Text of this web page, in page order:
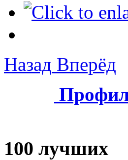
Назад Вперёд
100 лучших